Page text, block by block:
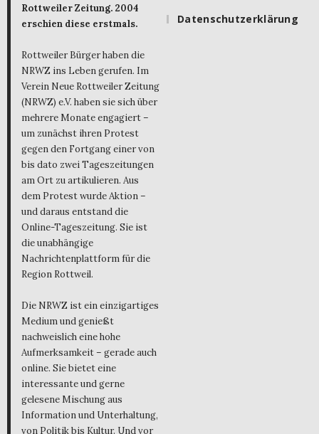
Rottweiler Zeitung. 2004
erschien diese erstmals.
Rottweiler Bürger haben die
NRWZ ins Leben gerufen. Im
Verein Neue Rottweiler Zeitung
(NRWZ) e.V. haben sie sich über
mehrere Monate engagiert –
um zunächst ihren Protest
gegen den Fortgang einer von
bis dato zwei Tageszeitungen
am Ort zu artikulieren. Aus
dem Protest wurde Aktion –
und daraus entstand die
Online-Tageszeitung. Sie ist
die unabhängige
Nachrichtenplattform für die
Region Rottweil.
Die NRWZ ist ein einzigartiges
Medium und genießt
nachweislich eine hohe
Aufmerksamkeit – gerade auch
online. Sie bietet eine
interessante und gerne
gelesene Mischung aus
Information und Unterhaltung,
von Politik bis Kultur. Und vor
Datenschutzerklärung